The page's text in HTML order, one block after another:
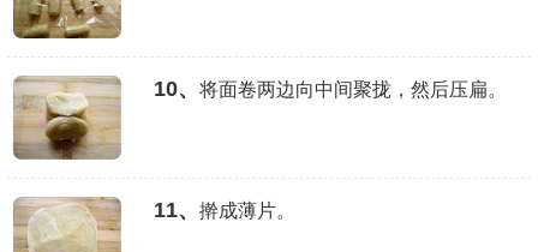
10、 将面卷两边向中间聚拢，然后压扁。
11、 擀成薄片。